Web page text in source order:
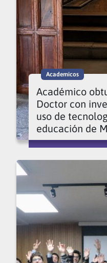
Academicos
Académico
Doctor con
uso de
educación de